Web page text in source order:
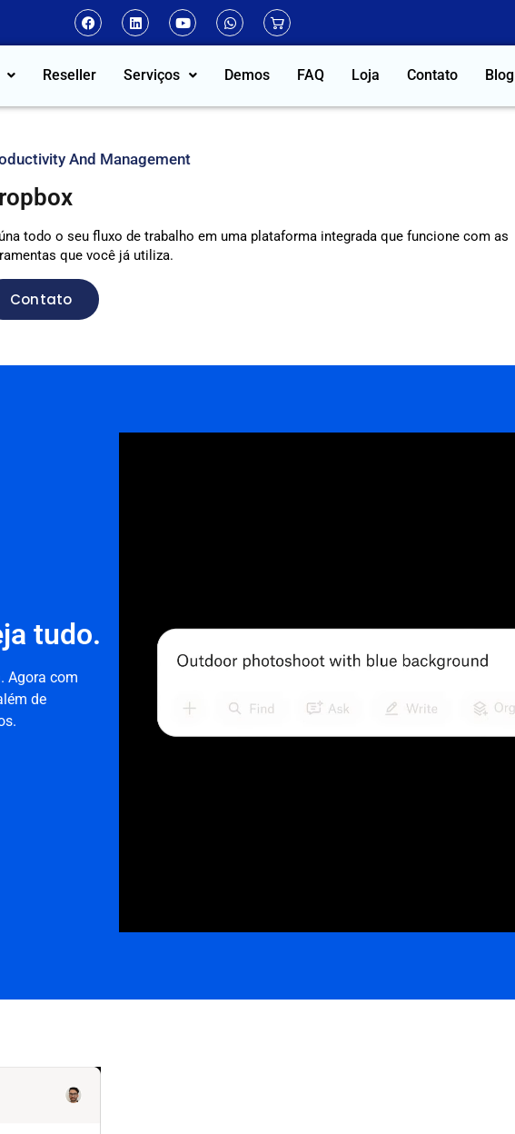
Reseller Serviços Demos FAQ Loja Contato Blog
And Management
todo o seu fluxo de trabalho em uma plataforma integrada que funcione com as
que você já utiliza.
Contato
tudo.
Agora com
de